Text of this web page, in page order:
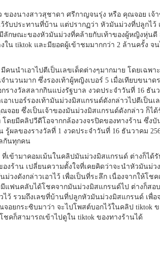
ของนางสาวสุชาดา ศรีกาญจนรุ่ง หรือ คุณจอย เจ้า
บประทานที่บ้าน แต่ปรากฏว่า หัวมันม่วงที่ปลูกไว้
ลักษณะของหัวมันม่วงที่คล้ายกับเท้าของผู้หญิงหุ่นดี
ใน tiktok และมียอดผู้เข้าชมมากกว่า 2 ล้านครั้ง จ
นนำเอาไปตีเป็นเลขเด็ดต่างๆมากมาย โดยเฉพาะ
นวนมาก ซึ่งรองเท้าผู้หญิงเบอร์ 5 เมื่อเทียบขนาด
กรางวัลสลากกินแบ่งรัฐบาล งวดประจำวันที่ 16 ธัน
อาเบอร์รองเท้ามันม่วงมิสแกรนด์ดังกล่าวไปตีเป็นเ
จอย ซึ่งเป็นเจ้าของมันม่วงมิสแกรนด์ดังกล่าว ก็ไ
โดยมีคลิปวีดีโอจากกล้องวงจรปิดของทางร้าน ซึ่ง
ผลของรางวัลที่ 1 งวดประจำวันที่ 16 ธันวาคม
กันทุกคน
ข้ามาคอมเม้นในคลิปมันม่วงมิสแกรนด์ ต่างก็ได้
งร้าน เปลี่ยนความตั้งใจที่เคยคิดว่าจะนำหัวมันม่ว
วงดังกล่าวเอาไว้ เพื่อเป็นที่ระลึก เนื่องจากให้โชค
แฟนคลับได้โชคจากมันม่วงมิสแกรนด์ไป ต่างก็สอ
ว้ รวมถึงเลขที่บ้านที่ปลูกหัวมันม่วงมิสแกรนด์ เพื่อ
อยกระซิบมาว่า จะไปโพสต์บอกไว้ในคลิป tiktok
ชคก็สามารถเข้าไปดูใน tiktok ของทางร้านได้